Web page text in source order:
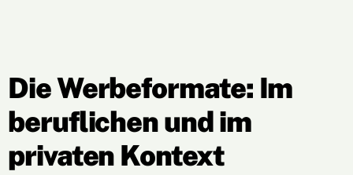
Die Werbeformate: Im
beruflichen und im
privaten Kontext